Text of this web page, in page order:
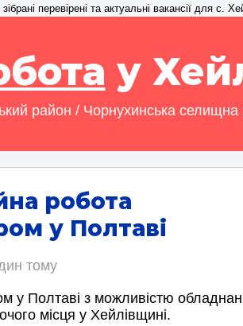
перевірені та актуальні вакансії для с.
у
район / Чорнухинська
робота
у Полтаві
тому
у Полтаві з можливістю
місця у Хейлівщині.